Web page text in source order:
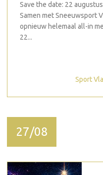
Save the date: 22
Samen met Sneeuwsport
opnieuw helemaal all-in
22...
Sport
27/08